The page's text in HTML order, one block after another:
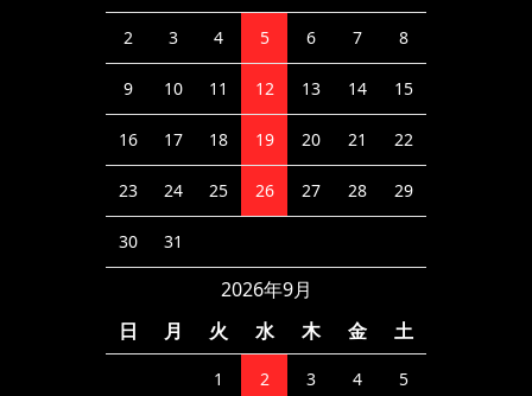
2 3 4 5 6 7 8
9 10 11 12 13 14 15
16 17 18 19 20 21 22
23 24 25 26 27 28 29
30 31
2026年9月
日
月 火 水 木 金 土
1 2 3 4 5